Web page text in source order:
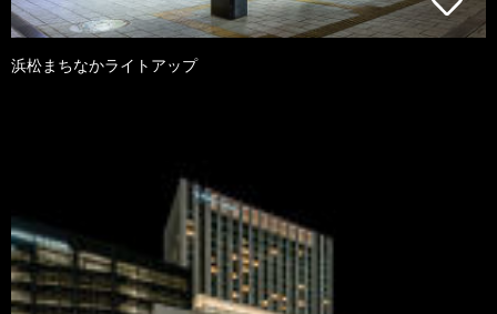
浜松まちなかライトアップ